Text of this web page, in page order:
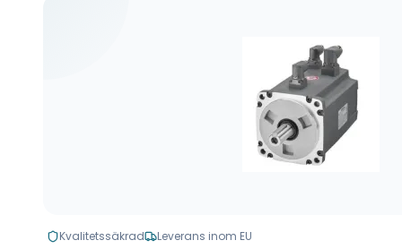
Kvalitetssäkrad Leverans inom EU